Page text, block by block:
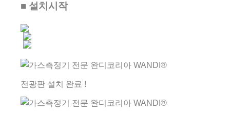
■ 설치시작
전광판 설치 완료 !